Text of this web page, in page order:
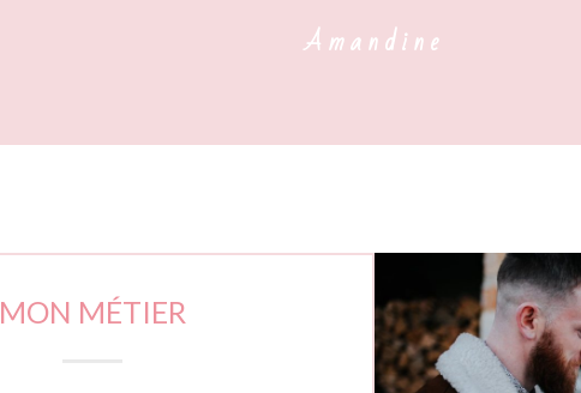
Amandine
MON MÉTIER